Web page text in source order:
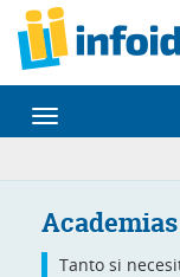
Desplegar
navegación
Tanto si